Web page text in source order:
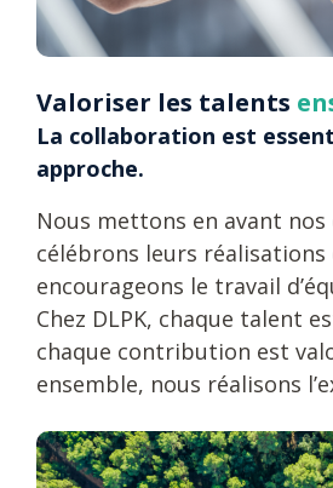
Valoriser les talents
La collaboration est
approche.
Nous mettons en avant nos
célébrons leurs réalisations
encourageons le travail
Chez DLPK, chaque talent
chaque contribution est
ensemble, nous réalisons